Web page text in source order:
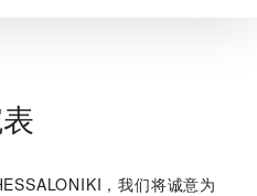
，我们将诚意为